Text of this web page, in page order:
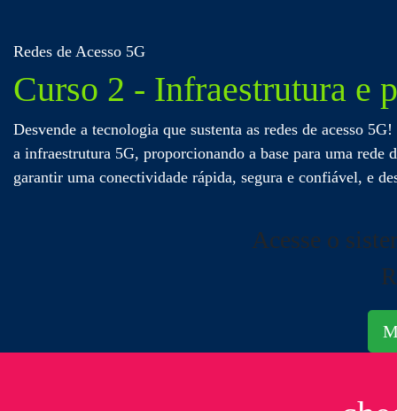
Nenhum produto no carrinho.
Retornar para a loja
Redes de Acesso 5G
Curso 2 - Infraestrutura e
Desvende a tecnologia que sustenta as redes de acesso
a infraestrutura 5G, proporcionando a base para uma rede
garantir uma conectividade rápida, segura e confiável, e
Acesse o